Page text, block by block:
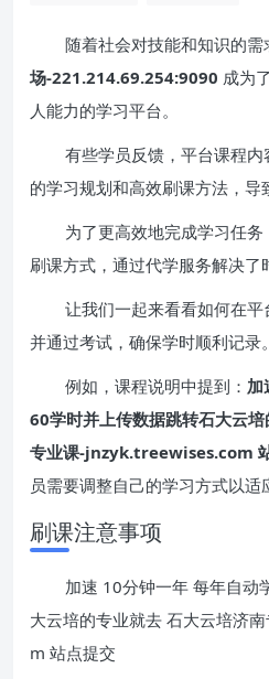
随着社会对技能和知识的需
场-221.214.69.254:9090 成为
人能力的学习平台。
有些学员反馈，平台课程
的学习规划和高效刷课方法，导
为了更高效地完成学习任
刷课方式，通过代学服务解决了
让我们一起来看看如何在
并通过考试，确保学时顺利记录。
例如，课程说明中提到： 加
60学时并上传数据跳转石大云
专业课-jnzyk.treewises.com
员需要调整自己的学习方式以适
刷课注意事项
加速 10分钟一年 每年自动
大云培的专业就去 石大云培济
m 站点提交